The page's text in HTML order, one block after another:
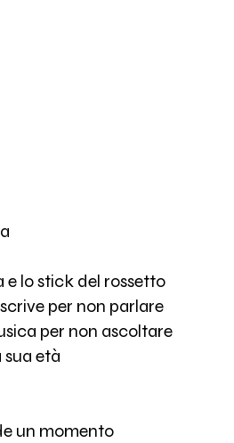
e lo stick del rossetto
per non parlare
per non ascoltare
sua età
un momento